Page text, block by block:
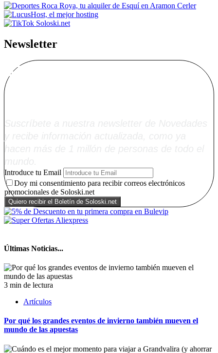
Newsletter
Alta Boletín
Introduce tu Email
Doy mi consentimiento para recibir correos electrónicos
promocionales de Soloski.net
Últimas Noticias...
3 min de lectura
Artículos
Por qué los grandes eventos de invierno también mueven el
mundo de las apuestas